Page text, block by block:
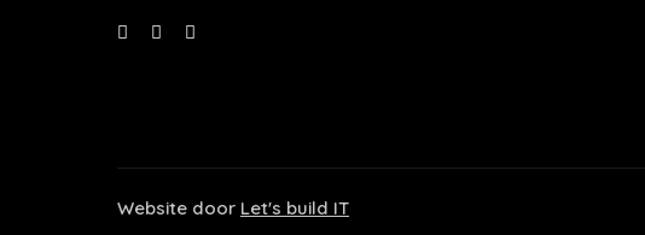
Website door Let's build IT